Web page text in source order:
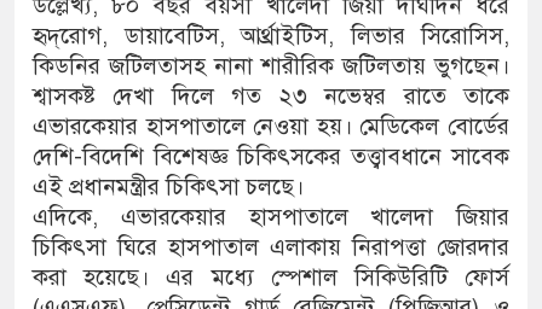
হৃদ্‌রোগ, ডায়াবেটিস, আর্থ্রাইটিস, লিভার সিরোসিস,
কিডনির জটিলতাসহ নানা শারীরিক জটিলতায় ভুগছেন।
শ্বাসকষ্ট দেখা দিলে গত ২৩ নভেম্বর রাতে তাকে
এভারকেয়ার হাসপাতালে নেওয়া হয়। মেডিকেল বোর্ডের
দেশি-বিদেশি বিশেষজ্ঞ চিকিৎসকের তত্ত্বাবধানে সাবেক
এই প্রধানমন্ত্রীর চিকিৎসা চলছে।
এদিকে, এভারকেয়ার হাসপাতালে খালেদা জিয়ার
চিকিৎসা ঘিরে হাসপাতাল এলাকায় নিরাপত্তা জোরদার
করা হয়েছে। এর মধ্যে স্পেশাল সিকিউরিটি ফোর্স